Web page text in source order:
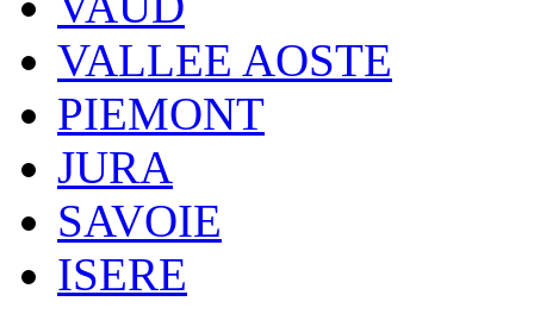
VALLEE AOSTE
PIEMONT
JURA
SAVOIE
ISERE